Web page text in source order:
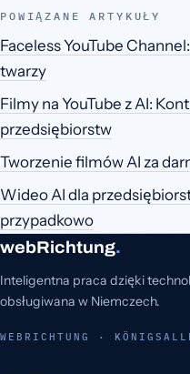
POWIĄZANE ARTYKUŁY
Faceless YouTube
twarzy
Filmy na YouTube z AI:
przedsiębiorstw
Tworzenie filmów AI za
Wideo AI dla
przypadkowo
webRichtung.
Inteligentna praca dzięki
obsługiwana w Niemczech.
WEBRICHTUNG ·